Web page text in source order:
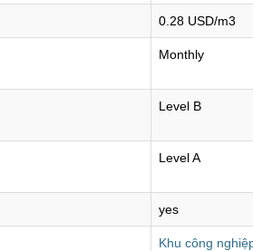
0.28 USD/m3
Monthly
Level B
Level A
yes
Khu công